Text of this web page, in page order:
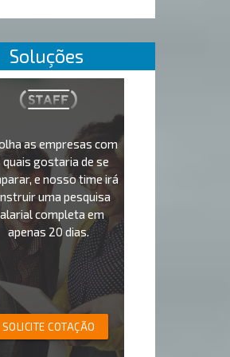
Soluções
as empresas com
quais gostaria de se
e nosso time irá
uma pesquisa
completa em
apenas 20 dias.
SOLICITE COTAÇÃO